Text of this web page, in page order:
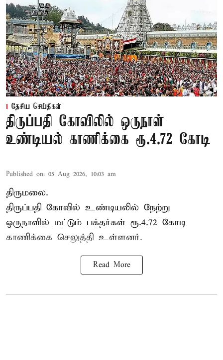
தேசிய செய்திகள்
திருப்பதி கோவிலில் ஒருநாள்
உண்டியல் காணிக்கை ரூ.4.72 கோடி
Published on: 05 Aug 2026, 10:03 am
திருமலை.
திருப்பதி கோவில் உண்டியலில் நேற்று
ஒருநாளில் மட்டும் பக்தர்கள் ரூ.4.72 கோடி
காணிக்கை செலுத்தி உள்ளனர்.
Read More